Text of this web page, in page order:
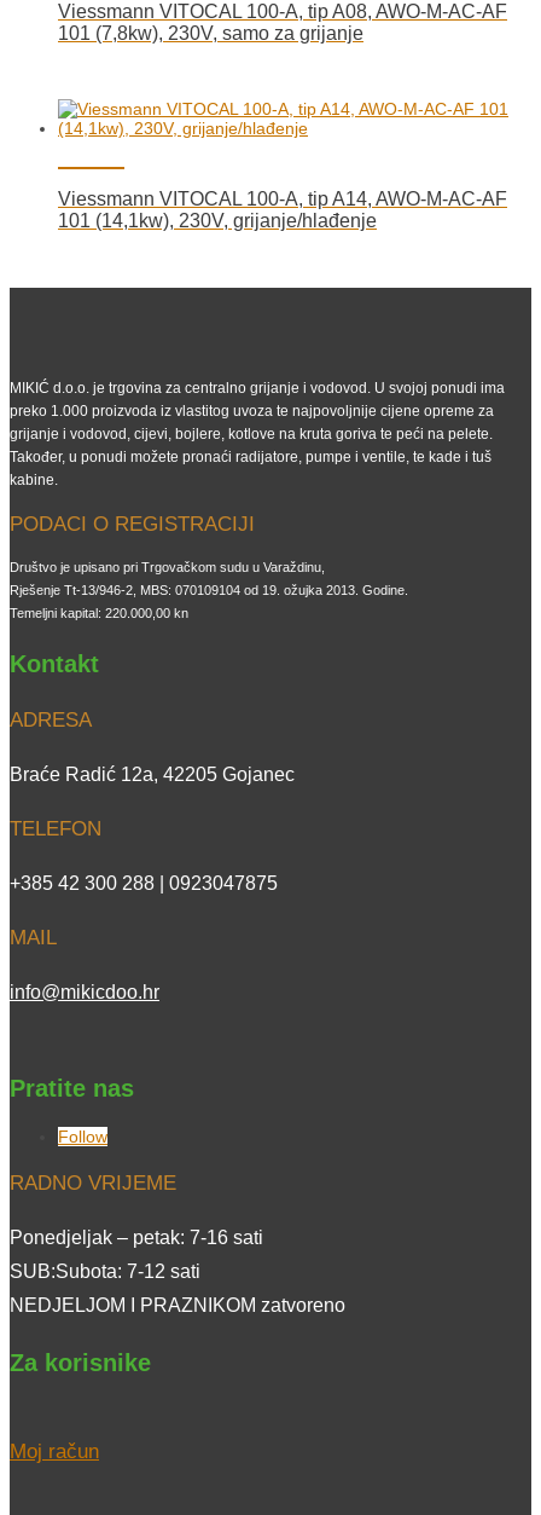
Viessmann VITOCAL 100-A, tip A08, AWO-M-AC-AF
101 (7,8kw), 230V, samo za grijanje
Viessmann VITOCAL 100-A, tip A14, AWO-M-AC-AF
101 (14,1kw), 230V, grijanje/hlađenje
MIKIĆ d.o.o. je trgovina za centralno grijanje i vodovod. U svojoj ponudi ima
preko 1.000 proizvoda iz vlastitog uvoza te najpovoljnije cijene opreme za
grijanje i vodovod, cijevi, bojlere, kotlove na kruta goriva te peći na pelete.
Također, u ponudi možete pronaći radijatore, pumpe i ventile, te kade i tuš
kabine.
PODACI O REGISTRACIJI
Društvo je upisano pri Trgovačkom sudu u Varaždinu,
Rješenje Tt-13/946-2, MBS: 070109104 od 19. ožujka 2013. Godine.
Temeljni kapital: 220.000,00 kn
Kontakt
ADRESA
Braće Radić 12a, 42205 Gojanec
TELEFON
+385 42 300 288 | 0923047875
MAIL
info@mikicdoo.hr
Pratite nas
Follow
RADNO VRIJEME
Ponedjeljak – petak: 7-16 sati
SUB:Subota: 7-12 sati
NEDJELJOM I PRAZNIKOM zatvoreno
Za korisnike
Moj račun